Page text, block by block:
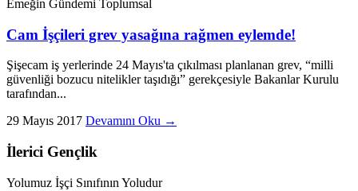
Emeğin Gündemi Toplumsal
Cam İşçileri grev yasağına rağmen eylemde!
Şişecam iş yerlerinde 24 Mayıs'ta çıkılması planlanan grev, “milli
güvenliği bozucu nitelikler taşıdığı” gerekçesiyle Bakanlar Kurulu
tarafından...
29 Mayıs 2017 Devamını Oku →
İlerici Gençlik
Yolumuz İşçi Sınıfının Yoludur